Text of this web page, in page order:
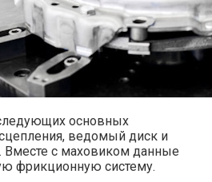
основных
ведомый диск и
с маховиком данные
фрикционную систему.